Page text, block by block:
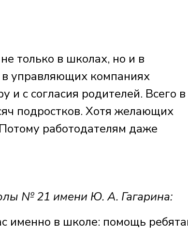
только в школах, но и в
управляющих компаниях
и с согласия родителей. Всего в
подростков. Хотя желающих
работодателям даже
№ 21 имени Ю. А. Гагарина:
именно в школе: помощь